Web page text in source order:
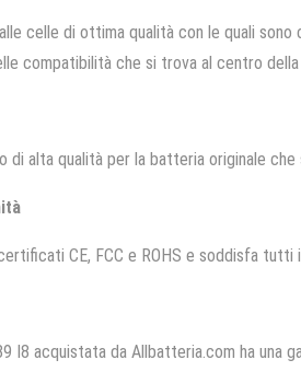
celle di ottima qualità con le quali
compatibilità che si trova al centro
di alta qualità per la batteria originale
CE, FCC e ROHS e soddisfa
I8 acquistata da Allbatteria.com ha una